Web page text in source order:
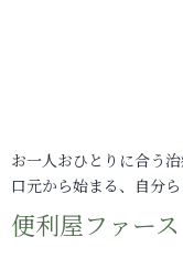
お一人おひとりに合う
口元から始まる、自分
便利屋ファース